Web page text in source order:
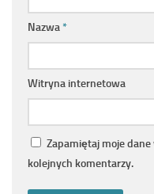
Nazwa*
Witryna internetowa
Zapamiętaj moje
kolejnych komentarzy.